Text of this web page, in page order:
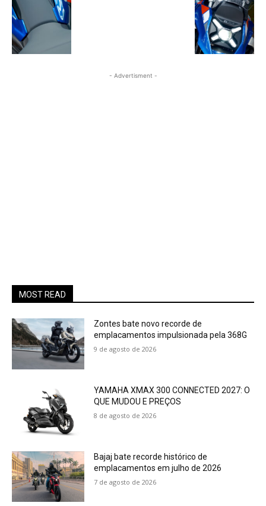
- Advertisment -
MOST READ
Zontes bate novo recorde de
emplacamentos impulsionada pela 368G
9 de agosto de 2026
YAMAHA XMAX 300 CONNECTED 2027: O
QUE MUDOU E PREÇOS
8 de agosto de 2026
Bajaj bate recorde histórico de
emplacamentos em julho de 2026
7 de agosto de 2026